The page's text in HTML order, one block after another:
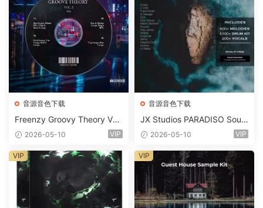
音源音色下载
Freenzy Groovy Theory Vol.
2 WAV
2026-05-10 VIP
音源音色下载
JX Studios PARADISO Soun
d Kit MULTiFORMAT-FANTA
2026-05-10 VIP
VIP VIP